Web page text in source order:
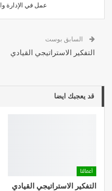
عمل في الإدارة
السابق بوست
التفكير الاستراتيجي القيادي
قد يعجبك ايضا
أعمالنا
التفكير الاستراتيجي القيادي